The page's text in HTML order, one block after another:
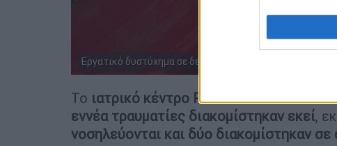
Εργατικό δυστύχημα σε δεξαμενή χημικών εργοστασίου
Το ιατρικό κέντρο PeaceHealth St.John
εννέα τραυματίες διακομίστηκαν εκεί,
νοσηλεύονται και δύο διακομίστηκαν